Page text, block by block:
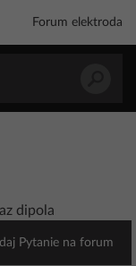
Forum elektroda
dipola
Pytanie na forum